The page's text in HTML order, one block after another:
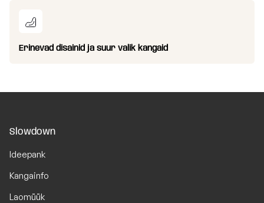
Erinevad disainid ja suur valik kangaid
Slowdown
Ideepank
Kangainfo
Laomüük